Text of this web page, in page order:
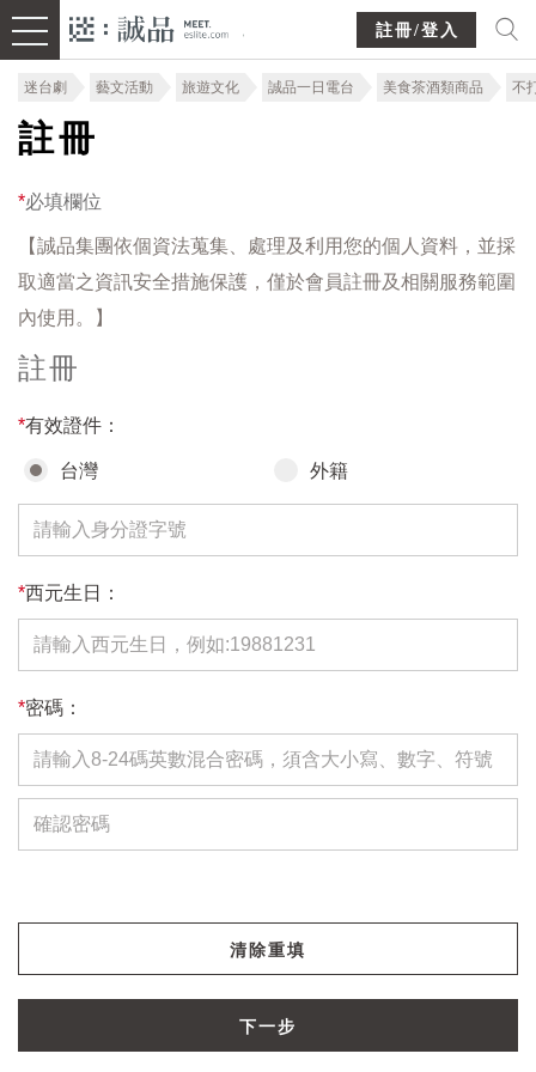
註冊/登入
迷台劇 藝文活動 旅遊文化 誠品一日電台 美食茶酒類商品 不
註冊
*必填欄位
【誠品集團依個資法蒐集、處理及利用您的個人資料，並採
取適當之資訊安全措施保護，僅於會員註冊及相關服務範圍
內使用。】
註冊
*有效證件：
台灣 外籍
*西元生日：
*密碼：